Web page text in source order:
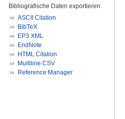
Bibliografische Daten exportieren
ASCII Citation
BibTeX
EP3 XML
EndNote
HTML Citation
Multiline CSV
Reference Manager